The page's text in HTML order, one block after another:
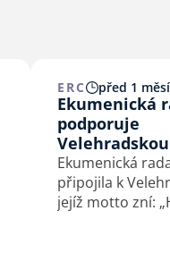
ERC před 1
Ekumenická
podporuje
Ekumenická
připojila k
jejíž motto zní: